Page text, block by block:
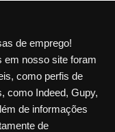
de emprego!
em nosso site foram
como perfis de
como Indeed, Gupy,
de informações
de